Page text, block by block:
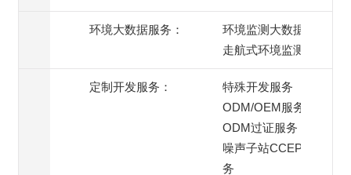
环境大数据服务：
环境监测大数据服务
走航式环境监测服务
定制开发服务：
特殊开发服务
ODM/OEM服务
ODM过证服务
噪声子站CCEP过证服
务